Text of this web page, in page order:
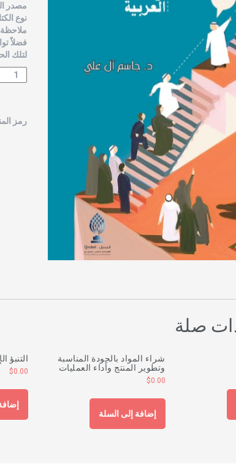
مصدر
نوع
فضلاً
لتلك
رمز
صلة
شراء المواد بالجودة المناسبة
وتطوير المنتج وأداء العمليات
$0.00
إضافة إلى السلة
التنبؤ
$0.00